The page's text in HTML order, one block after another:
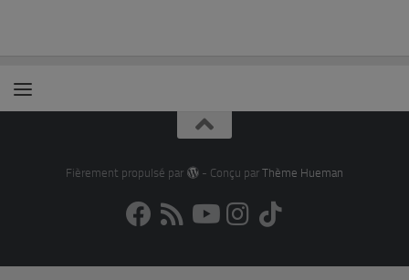
Fièrement propulsé par - Conçu par Thème Hueman